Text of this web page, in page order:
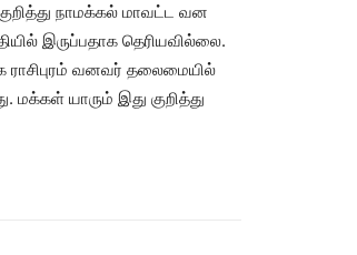
நாமக்கல் மாவட்ட வன
இருப்பதாக தெரியவில்லை.
வனவர் தலைமையில்
மக்கள் யாரும் இது குறித்து